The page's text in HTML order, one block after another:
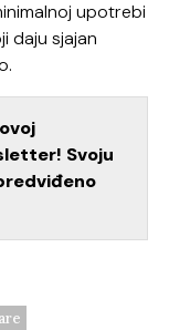
upotrebi
daju sjajan
Svoju